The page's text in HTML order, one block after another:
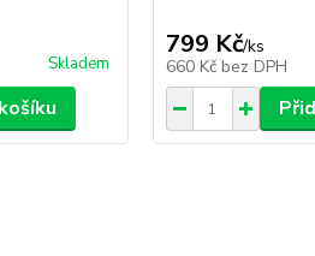
Skladem
799 Kč/ks
660 Kč bez DPH